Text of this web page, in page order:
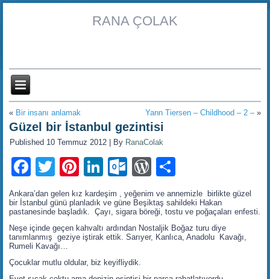
RANA ÇOLAK
« Bir insanı anlamak Yann Tiersen – Childhood – 2 –»
Güzel bir İstanbul gezintisi
Published 10 Temmuz 2012 By RanaColak
Facebook
TwitterPinterest
LinkedIn
Outlook.com
WordPress
Ankara’dan gelen kız kardeşim , yeğenim ve annemizle birlikte güzel
bir İstanbul günü planladık ve güne Beşiktaş sahildeki Hakan
pastanesinde başladık. Çayı, sigara böreği, tostu ve poğaçaları enfesti.
Neşe içinde geçen kahvaltı ardından Nostaljik Boğaz turu diye
tanımlanmış geziye iştirak ettik. Sarıyer, Kanlıca, Anadolu Kavağı,
Rumeli Kavağı…
Çocuklar mutlu oldular, biz keyifliydik.